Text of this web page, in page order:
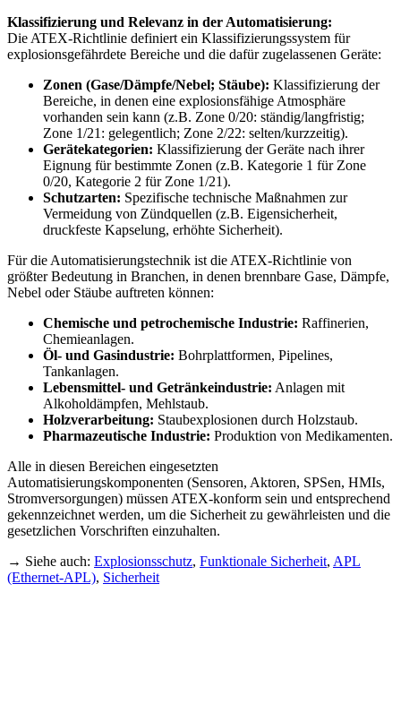
Klassifizierung und Relevanz in der Automatisierung:
Die ATEX-Richtlinie definiert ein Klassifizierungssystem für
explosionsgefährdete Bereiche und die dafür zugelassenen Geräte:
Zonen (Gase/Dämpfe/Nebel; Stäube): Klassifizierung der
Bereiche, in denen eine explosionsfähige Atmosphäre
vorhanden sein kann (z.B. Zone 0/20: ständig/langfristig;
Zone 1/21: gelegentlich; Zone 2/22: selten/kurzzeitig).
Gerätekategorien: Klassifizierung der Geräte nach ihrer
Eignung für bestimmte Zonen (z.B. Kategorie 1 für Zone
0/20, Kategorie 2 für Zone 1/21).
Schutzarten: Spezifische technische Maßnahmen zur
Vermeidung von Zündquellen (z.B. Eigensicherheit,
druckfeste Kapselung, erhöhte Sicherheit).
Für die Automatisierungstechnik ist die ATEX-Richtlinie von
größter Bedeutung in Branchen, in denen brennbare Gase, Dämpfe,
Nebel oder Stäube auftreten können:
Chemische und petrochemische Industrie: Raffinerien,
Chemieanlagen.
Öl- und Gasindustrie: Bohrplattformen, Pipelines,
Tankanlagen.
Lebensmittel- und Getränkeindustrie: Anlagen mit
Alkoholdämpfen, Mehlstaub.
Holzverarbeitung: Staubexplosionen durch Holzstaub.
Pharmazeutische Industrie: Produktion von Medikamenten.
Alle in diesen Bereichen eingesetzten
Automatisierungskomponenten (Sensoren, Aktoren, SPSen, HMIs,
Stromversorgungen) müssen ATEX-konform sein und entsprechend
gekennzeichnet werden, um die Sicherheit zu gewährleisten und die
gesetzlichen Vorschriften einzuhalten.
→ Siehe auch: Explosionsschutz, Funktionale Sicherheit, APL
(Ethernet-APL), Sicherheit